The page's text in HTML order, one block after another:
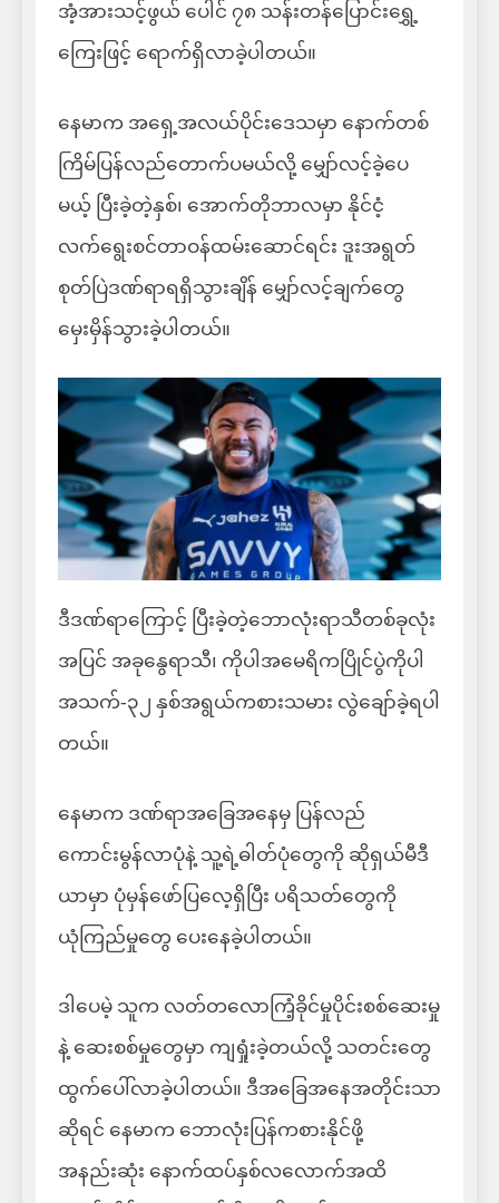
အံ့အားသင့်ဖွယ် ပေါင် ၇၈ သန်းတန်ပြောင်းရွှေ့
ကြေးဖြင့် ရောက်ရှိလာခဲ့ပါတယ်။
နေမာက အရှေ့အလယ်ပိုင်းဒေသမှာ နောက်တစ်
ကြိမ်ပြန်လည်တောက်ပမယ်လို့ မျှော်လင့်ခဲ့ပေ
မယ့် ပြီးခဲ့တဲ့နှစ်၊ အောက်တိုဘာလမှာ နိုင်ငံ့
လက်ရွေးစင်တာဝန်ထမ်းဆောင်ရင်း ဒူးအရွတ်
စုတ်ပြဲဒဏ်ရာရရှိသွားချိန် မျှော်လင့်ချက်တွေ
မှေးမှိန်သွားခဲ့ပါတယ်။
ဒီဒဏ်ရာကြောင့် ပြီးခဲ့တဲ့ဘောလုံးရာသီတစ်ခုလုံး
အပြင် အခုနွေရာသီ၊ ကိုပါအမေရိကပြိုင်ပွဲကိုပါ
အသက်-၃၂ နှစ်အရွယ်ကစားသမား လွဲချော်ခဲ့ရပါ
တယ်။
နေမာက ဒဏ်ရာအခြေအနေမှ ပြန်လည်
ကောင်းမွန်လာပုံနဲ့ သူ့ရဲ့ဓါတ်ပုံတွေကို ဆိုရှယ်မီဒီ
ယာမှာ ပုံမှန်ဖော်ပြလေ့ရှိပြီး ပရိသတ်တွေကို
ယုံကြည်မှုတွေ ပေးနေခဲ့ပါတယ်။
ဒါပေမဲ့ သူက လတ်တလောကြံ့ခိုင်မှုပိုင်းစစ်ဆေးမှု
နဲ့ ဆေးစစ်မှုတွေမှာ ကျရှုံးခဲ့တယ်လို့ သတင်းတွေ
ထွက်ပေါ်လာခဲ့ပါတယ်။ ဒီအခြေအနေအတိုင်းသာ
ဆိုရင် နေမာက ဘောလုံးပြန်ကစားနိုင်ဖို့
အနည်းဆုံး နောက်ထပ်နှစ်လလောက်အထိ